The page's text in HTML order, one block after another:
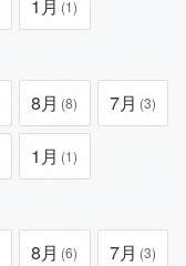
1月 (1)
8月 (8) 7月 (3)
1月 (1)
8月 (6) 7月 (3)